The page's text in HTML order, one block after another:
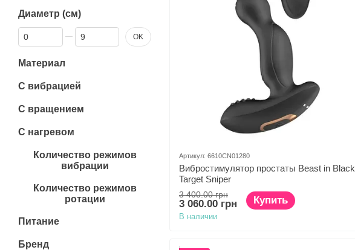
Артикул: 6610CN01280
Вибростимулятор простаты Beast in Black
Target Sniper
3 400.00 грн
3 060.00 грн Купить
В наличии
Диаметр (см)
От Диаметр (см)
До Диаметр (см) OK
Материал
С вибрацией
С вращением
С нагревом
Количество режимов
вибрации
Количество режимов
ротации
Питание
Бренд